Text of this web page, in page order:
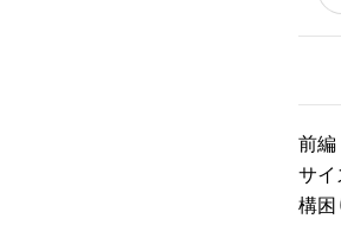
前編
サイ
構困